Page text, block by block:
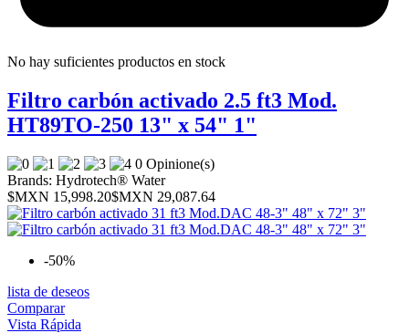
No hay suficientes productos en stock
Filtro carbón activado 2.5 ft3 Mod.
HT89TO-250 13" x 54" 1"
0 Opinione(s)
Brands: Hydrotech® Water
$MXN 15,998.20$MXN 29,087.64
-50%
lista de deseos
Comparar
Vista Rápida